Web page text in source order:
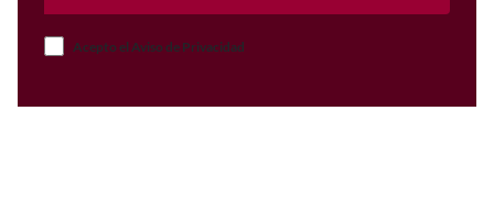
Acepto el Aviso de Privacidad